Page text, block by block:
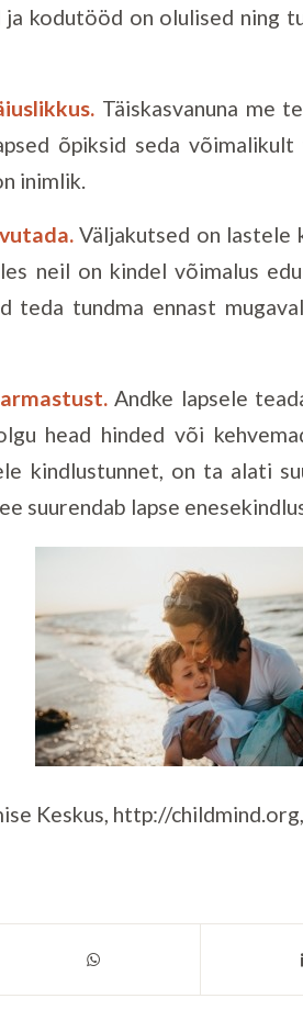
kodutööd on olulised ning
Täiskasvanuna me
õpiksid seda
inimlik.
Väljakutsed on lastele
neil on kindel võimalus
teda tundma ennast
Andke lapsele
head hinded või
kindlustunnet, on ta alati
suurendab lapse
Keskus, http://